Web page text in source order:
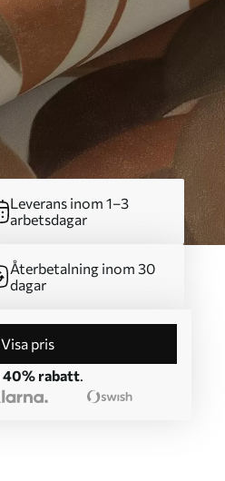
Leverans inom 1–3
arbetsdagar
Återbetalning inom 30
dagar
Visa pris
40% rabatt.